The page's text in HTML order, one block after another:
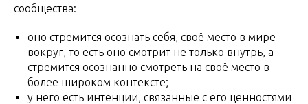
сообщества:
оно стремится осознать себя, своё место в мире
вокруг, то есть оно смотрит не только внутрь, а
стремится осознанно смотреть на своё место в
более широком контексте;
у него есть интенции, связанные с его ценностями